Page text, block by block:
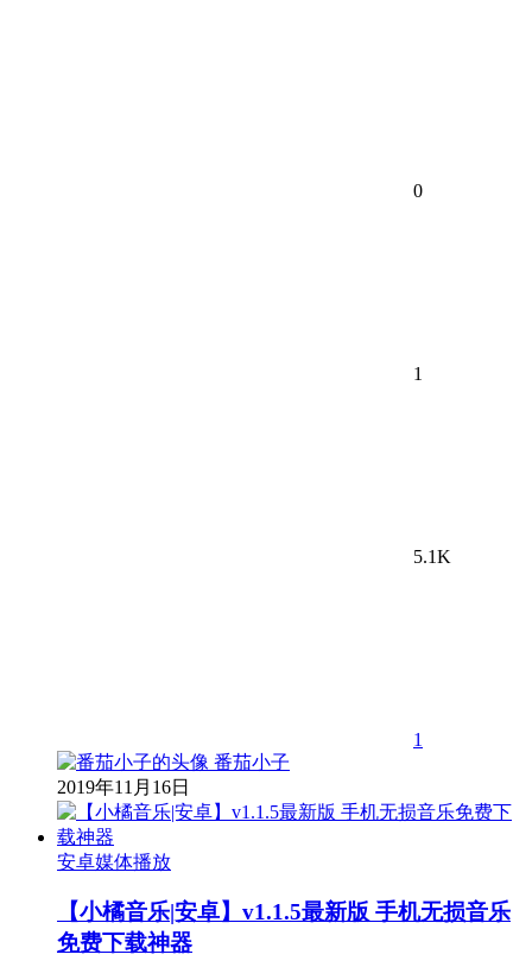
0
1
5.1K
1
番茄小子
2019年11月16日
安卓媒体播放
【小橘音乐|安卓】v1.1.5最新版 手机无损音乐
免费下载神器